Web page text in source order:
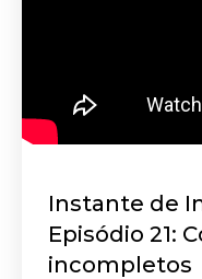
Instante de
Episódio 21:
incompletos